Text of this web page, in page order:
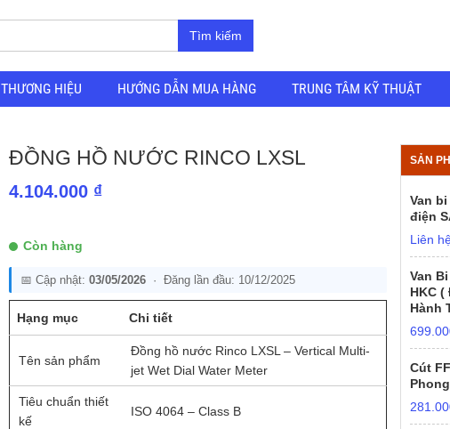
Tìm kiếm
THƯƠNG HIỆU HƯỚNG DẪN MUA HÀNG TRUNG TÂM KỸ THUẬT
ĐỒNG HỒ NƯỚC RINCO LXSL
4.104.000 ₫
Còn hàng
📅 Cập nhật: 03/05/2026· Đăng lần đầu: 10/12/2025
Hạng mục Chi tiết
Tên sản phẩm
Đồng hồ nước Rinco LXSL – Vertical Multi-
jet Wet Dial Water Meter
Tiêu chuẩn thiết
kế
ISO 4064 – Class B
SẢN
Van
điện
Liên
Van
HKC (
Hành
Cút
Phong